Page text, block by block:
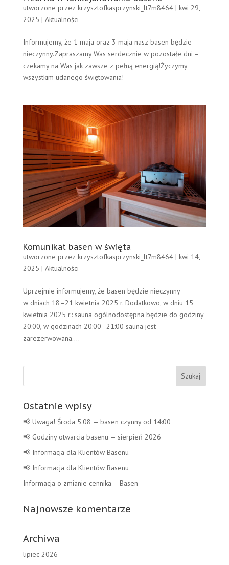
utworzone przez krzysztofkasprzynski_lt7m8464| kwi 29,
2025 | Aktualności
Informujemy, że 1 maja oraz 3 maja nasz basen będzie
nieczynny.Zapraszamy Was serdecznie w pozostałe dni –
czekamy na Was jak zawsze z pełną energią!Życzymy
wszystkim udanego świętowania!
Komunikat basen w święta
utworzone przez krzysztofkasprzynski_lt7m8464| kwi 14,
2025 | Aktualności
Uprzejmie informujemy, że basen będzie nieczynny
w dniach 18–21 kwietnia 2025 r. Dodatkowo, w dniu 15
kwietnia 2025 r.: sauna ogólnodostępna będzie do godziny
20:00, w godzinach 20:00–21:00 sauna jest
zarezerwowana....
Szukaj:
Ostatnie wpisy
📢 Uwaga! Środa 5.08 — basen czynny od 14:00
📢 Godziny otwarcia basenu — sierpień 2026
📢 Informacja dla Klientów Basenu
📢 Informacja dla Klientów Basenu
Informacja o zmianie cennika – Basen
Najnowsze komentarze
Archiwa
lipiec 2026